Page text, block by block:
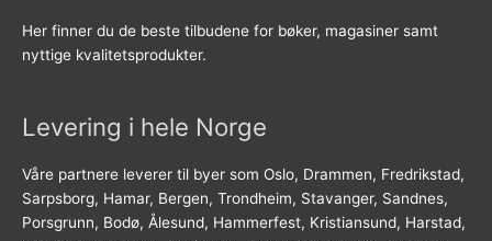
Her finner du de beste tilbudene for bøker, magasiner samt
nyttige kvalitetsprodukter.
Levering i hele Norge
Våre partnere leverer til byer som Oslo, Drammen, Fredrikstad,
Sarpsborg, Hamar, Bergen, Trondheim, Stavanger, Sandnes,
Porsgrunn, Bodø, Ålesund, Hammerfest, Kristiansund, Harstad,